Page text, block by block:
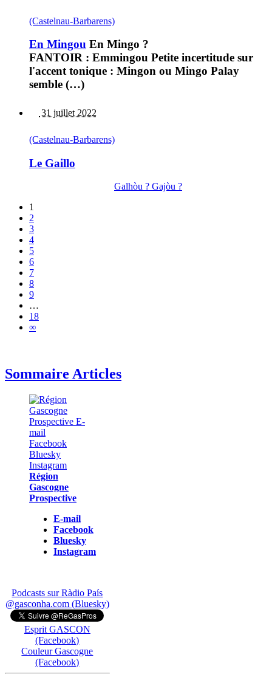
(Castelnau-Barbarens)
En Mingou En Mingo ?
FANTOIR : Emmingou Petite incertitude sur
l'accent tonique : Mingon ou Mingo Palay
semble (…)
31 juillet 2022
(Castelnau-Barbarens)
Le Gaillo
Galhòu ? Gajòu ?
1
2
3
4
5
6
7
8
9
…
18
∞
Sommaire Articles
Région
Gascogne
Prospective
E-mail
Facebook
Bluesky
Instagram
Podcasts sur Ràdio País
@gasconha.com (Bluesky)
Esprit GASCON
(Facebook)
Couleur Gascogne
(Facebook)